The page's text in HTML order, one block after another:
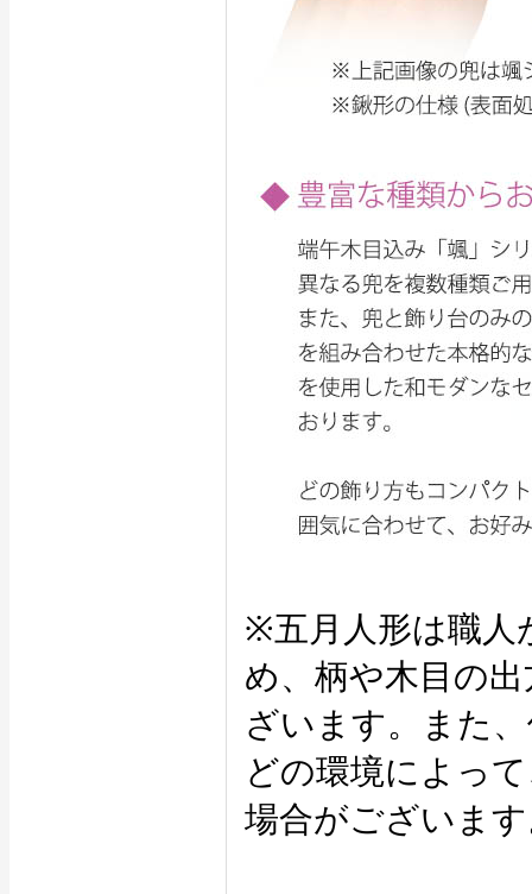
※五月人形は職人
め、柄や木目の
ざいます。また
どの環境によっ
場合がございま